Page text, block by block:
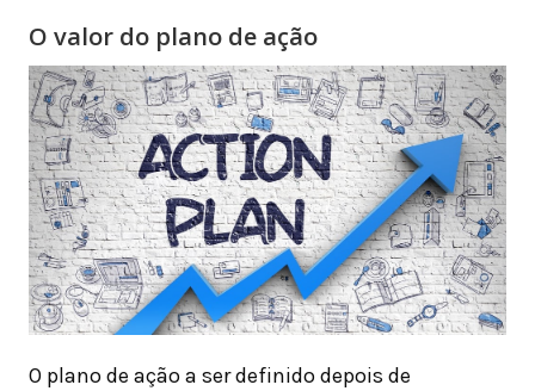
O valor do plano de ação
O plano de ação a ser definido depois de